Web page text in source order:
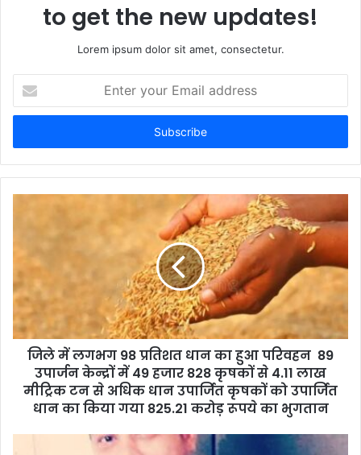
to get the new updates!
Lorem ipsum dolor sit amet, consectetur.
t
r
y
i
a
d
जिले में लगभग 98 प्रतिशत धान का हुआ परिवहन 89
उपार्जन केन्द्रों में 49 हजार 828 कृषकों से 4.11 लाख
मीट्रिक टन से अधिक धान उपार्जित कृषकों को उपार्जित
धान का किया गया 825.21 करोड़ रूपये का भुगतान